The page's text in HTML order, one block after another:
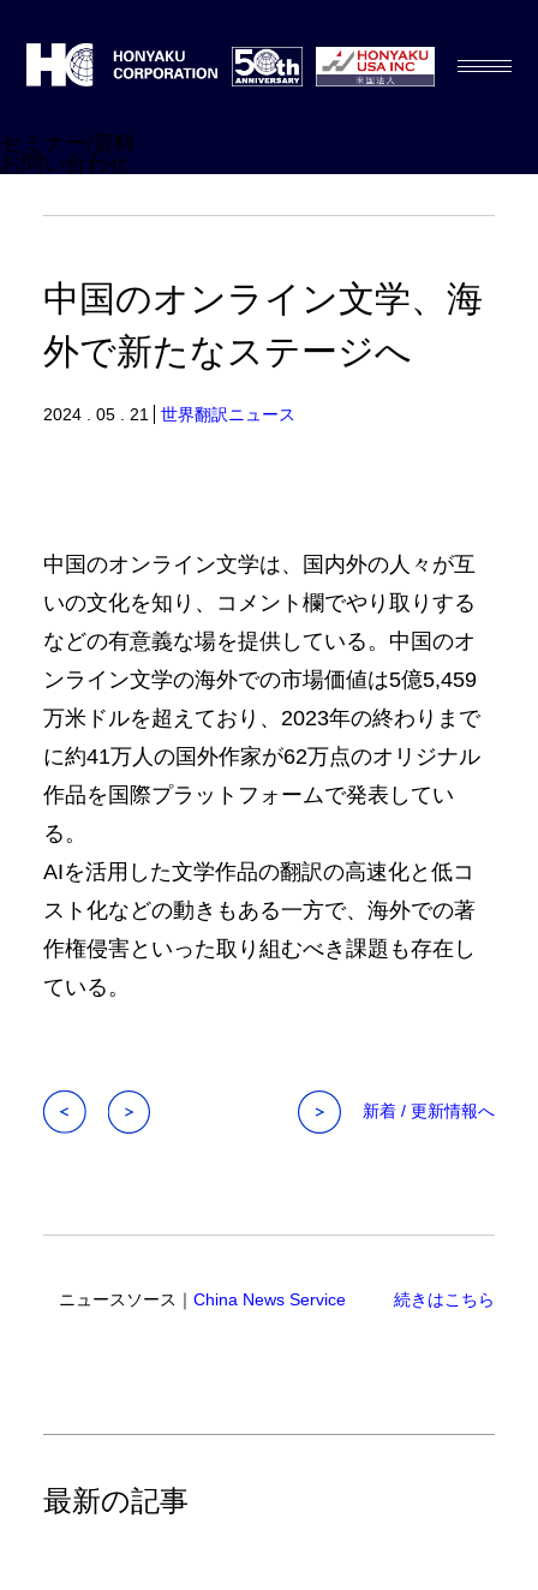
セミナー/資料
お問い合わせ
中国のオンライン文学、海
外で新たなステージへ
2024 . 05 . 21 世界翻訳ニュース
中国のオンライン文学は、国内外の人々が互
いの文化を知り、コメント欄でやり取りする
などの有意義な場を提供している。中国のオ
ンライン文学の海外での市場価値は5億5,459
万米ドルを超えており、2023年の終わりまで
に約41万人の国外作家が62万点のオリジナル
作品を国際プラットフォームで発表してい
る。
AIを活用した文学作品の翻訳の高速化と低コ
スト化などの動きもある一方で、海外での著
作権侵害といった取り組むべき課題も存在し
ている。
新着 / 更新情報へ
ニュースソース｜China News Service 続きはこちら
最新の記事